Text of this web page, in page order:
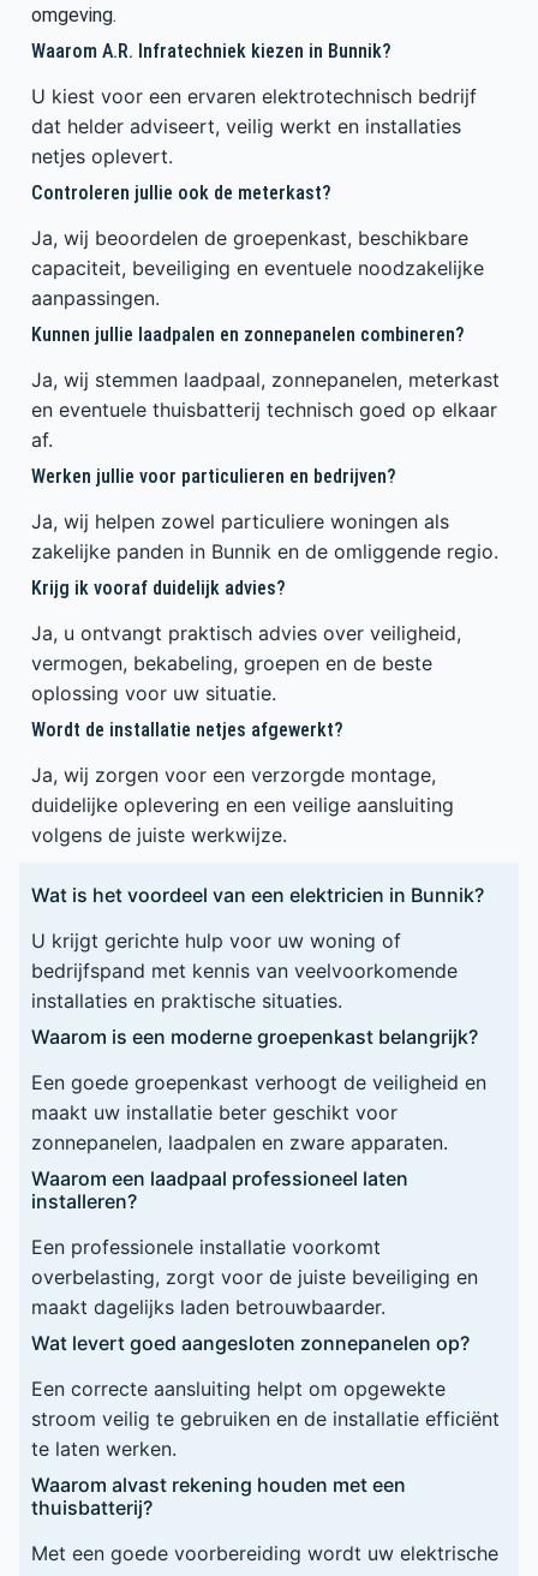
omgeving.
Waarom A.R. Infratechniek kiezen in Bunnik?
U kiest voor een ervaren elektrotechnisch bedrijf
dat helder adviseert, veilig werkt en installaties
netjes oplevert.
Controleren jullie ook de meterkast?
Ja, wij beoordelen de groepenkast, beschikbare
capaciteit, beveiliging en eventuele noodzakelijke
aanpassingen.
Kunnen jullie laadpalen en zonnepanelen combineren?
Ja, wij stemmen laadpaal, zonnepanelen, meterkast
en eventuele thuisbatterij technisch goed op elkaar
af.
Werken jullie voor particulieren en bedrijven?
Ja, wij helpen zowel particuliere woningen als
zakelijke panden in Bunnik en de omliggende regio.
Krijg ik vooraf duidelijk advies?
Ja, u ontvangt praktisch advies over veiligheid,
vermogen, bekabeling, groepen en de beste
oplossing voor uw situatie.
Wordt de installatie netjes afgewerkt?
Ja, wij zorgen voor een verzorgde montage,
duidelijke oplevering en een veilige aansluiting
volgens de juiste werkwijze.
Wat is het voordeel van een elektricien in Bunnik?
U krijgt gerichte hulp voor uw woning of
bedrijfspand met kennis van veelvoorkomende
installaties en praktische situaties.
Waarom is een moderne groepenkast belangrijk?
Een goede groepenkast verhoogt de veiligheid en
maakt uw installatie beter geschikt voor
zonnepanelen, laadpalen en zware apparaten.
Waarom een laadpaal professioneel laten
installeren?
Een professionele installatie voorkomt
overbelasting, zorgt voor de juiste beveiliging en
maakt dagelijks laden betrouwbaarder.
Wat levert goed aangesloten zonnepanelen op?
Een correcte aansluiting helpt om opgewekte
stroom veilig te gebruiken en de installatie efficiënt
te laten werken.
Waarom alvast rekening houden met een
thuisbatterij?
Met een goede voorbereiding wordt uw elektrische